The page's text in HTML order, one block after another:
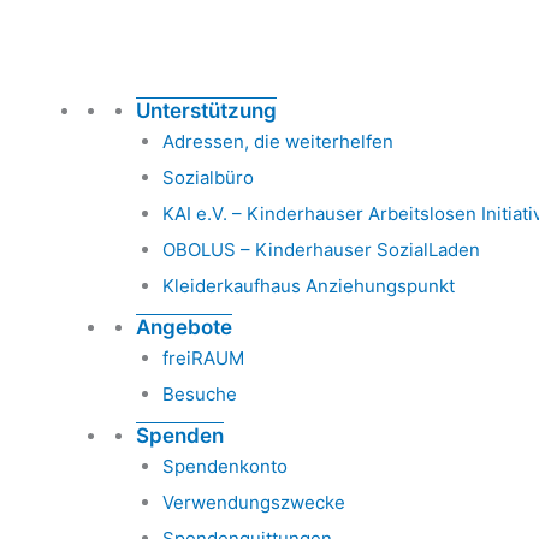
Unterstützung
Adressen, die weiterhelfen
Sozialbüro
KAI e.V. – Kinderhauser Arbeitslosen
OBOLUS – Kinderhauser SozialLaden
Kleiderkaufhaus Anziehungspunkt
Angebote
freiRAUM
Besuche
Spenden
Spendenkonto
Verwendungszwecke